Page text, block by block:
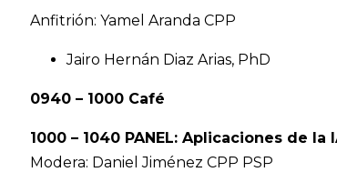
Anfitrión: Yamel Aranda CPP
Jairo Hernán Diaz Arias, PhD
0940 – 1000 Café
1000 – 1040 PANEL: Aplicaciones de
Modera: Daniel Jiménez CPP PSP